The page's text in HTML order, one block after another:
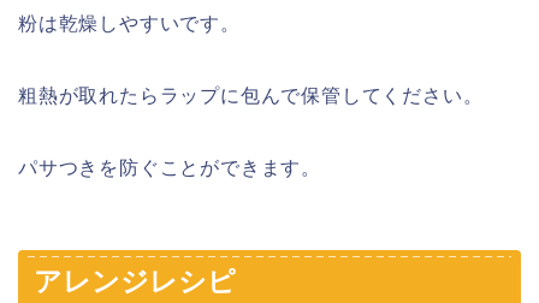
粉は乾燥しやすいです。
粗熱が取れたらラップに包んで保管してください。
パサつきを防ぐことができます。
アレンジレシピ